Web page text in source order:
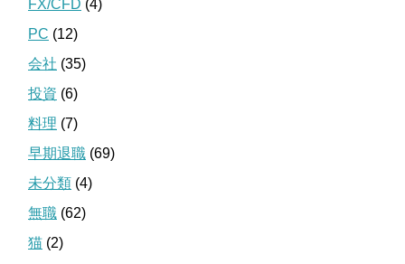
FX/CFD (4)
PC (12)
会社 (35)
投資 (6)
料理 (7)
早期退職 (69)
未分類 (4)
無職 (62)
猫 (2)